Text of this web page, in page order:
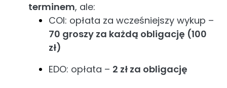
terminem, ale:
COI: opłata za wcześniejszy wykup –
70 groszy za każdą obligację (100
zł)
EDO: opłata – 2 zł za obligację